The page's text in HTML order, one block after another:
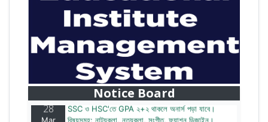
Notice Board
বাজেটের মধ্যে প্রাইভেট ইউনিভার্সিটিতে অনার্স পড়ার সুযোগ।
২০টির অধিক বিষয়, ৪ বছরে মোট খরচ ২ লক্ষ থেকে ৫ লক্ষ টাকা।
আবেদন লিংকঃ HonoursAdmission.com/apply
28
Mar
SSC ও HSC'তে GPA ২+২ থাকলে অনার্স পড়া যাবে।
বিষয়সমূহ: নাট্যকলা, নৃত্যকলা, সংগীত, ফ্যাশন ডিজাইন।